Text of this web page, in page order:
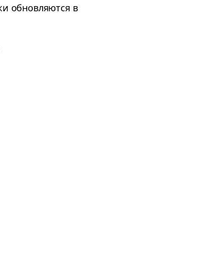
обновляются в